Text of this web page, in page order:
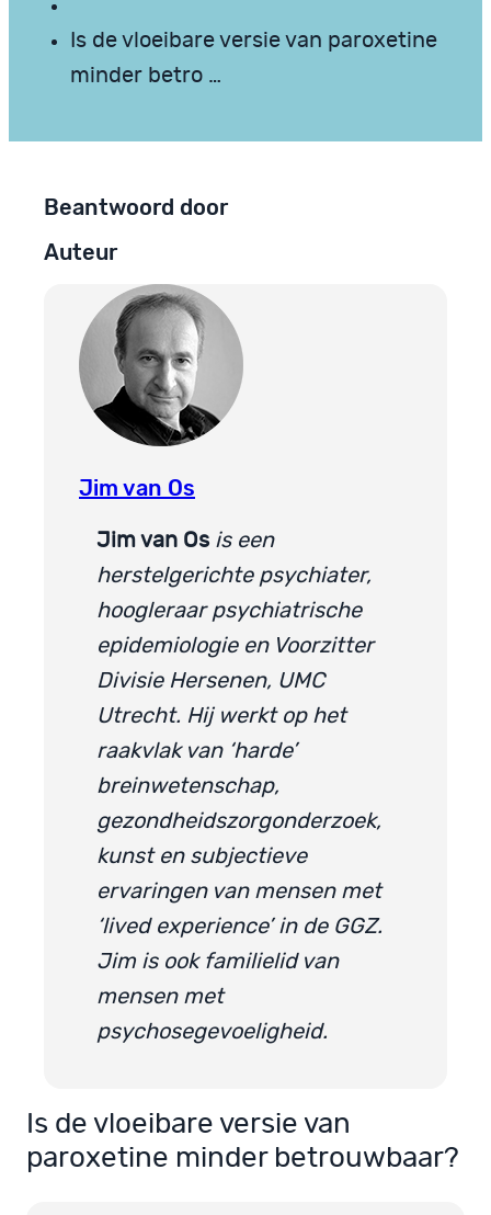
Is de vloeibare versie van paroxetine
minder betro …
Beantwoord door
Auteur
Jim van Os
Jim van Os is een
herstelgerichte psychiater,
hoogleraar psychiatrische
epidemiologie en Voorzitter
Divisie Hersenen, UMC
Utrecht. Hij werkt op het
raakvlak van ‘harde’
breinwetenschap,
gezondheidszorgonderzoek,
kunst en subjectieve
ervaringen van mensen met
‘lived experience’ in de GGZ.
Jim is ook familielid van
mensen met
psychosegevoeligheid.
Is de vloeibare versie van
paroxetine minder betrouwbaar?